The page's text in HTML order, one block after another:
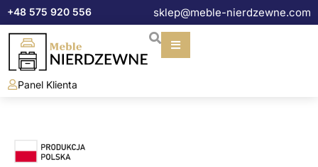
do+48 575 920 556 sklep@meble-nierdzewne.com
Panel Klienta